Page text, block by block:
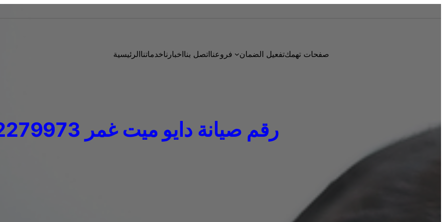
الرئيسيةخدماتنااخبارنااتصل بنافروعنا تفعيل الضمانصفحات تهمك
رقم صيانة دايو ميت غمر 01092279973